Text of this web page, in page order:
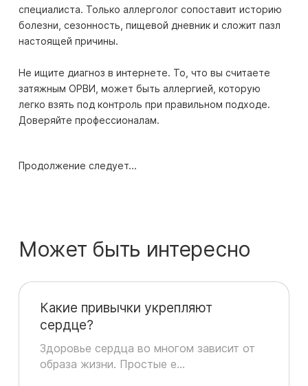
специалиста. Только аллерголог сопоставит историю
болезни, сезонность, пищевой дневник и сложит пазл
настоящей причины.
Не ищите диагноз в интернете. То, что вы считаете
затяжным ОРВИ, может быть аллергией, которую
легко взять под контроль при правильном подходе.
Доверяйте профессионалам.
Продолжение следует...
Может быть интересно
Какие привычки укрепляют
сердце?
Здоровье сердца во многом зависит от
образа жизни. Простые е...